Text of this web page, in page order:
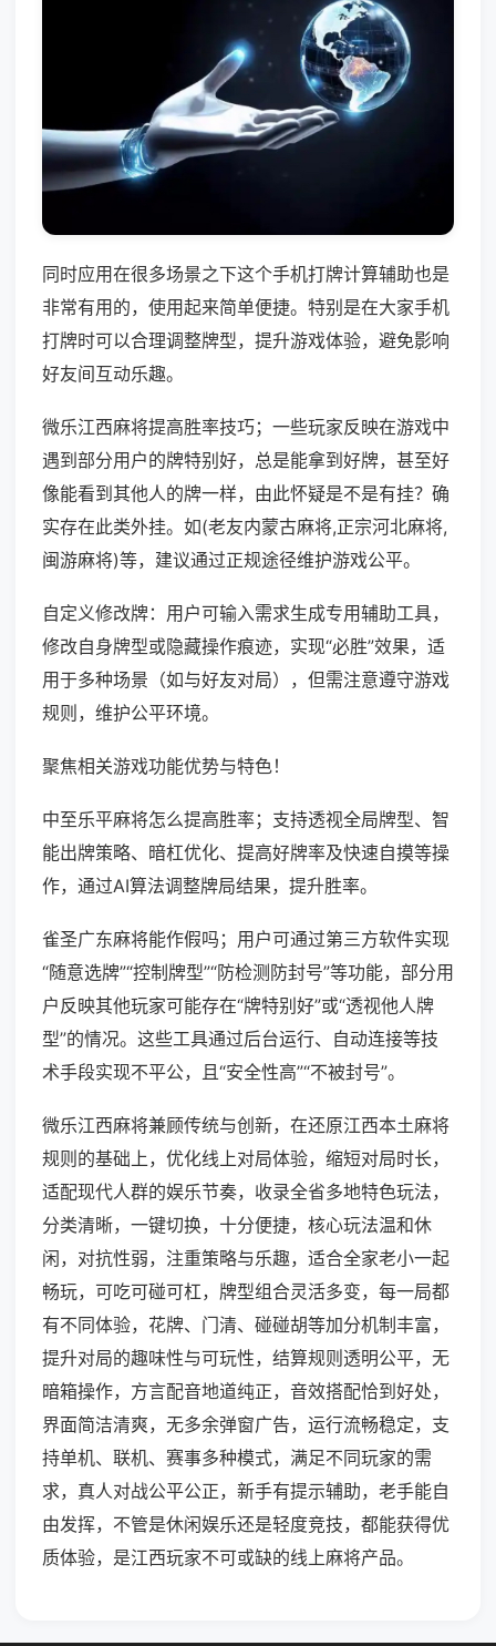
同时应用在很多场景之下这个手机打牌计算辅助也是
非常有用的，使用起来简单便捷。特别是在大家手机
打牌时可以合理调整牌型，提升游戏体验，避免影响
好友间互动乐趣。
微乐江西麻将提高胜率技巧；一些玩家反映在游戏中
遇到部分用户的牌特别好，总是能拿到好牌，甚至好
像能看到其他人的牌一样，由此怀疑是不是有挂？确
实存在此类外挂。如(老友内蒙古麻将,正宗河北麻将,
闽游麻将)等，建议通过正规途径维护游戏公平。
自定义修改牌：用户可输入需求生成专用辅助工具，
修改自身牌型或隐藏操作痕迹，实现“必胜”效果，适
用于多种场景（如与好友对局），但需注意遵守游戏
规则，维护公平环境。
聚焦相关游戏功能优势与特色！
中至乐平麻将怎么提高胜率；支持透视全局牌型、智
能出牌策略、暗杠优化、提高好牌率及快速自摸等操
作，通过AI算法调整牌局结果，提升胜率。
雀圣广东麻将能作假吗；用户可通过第三方软件实现
“随意选牌”“控制牌型”“防检测防封号”等功能，部分用
户反映其他玩家可能存在“牌特别好”或“透视他人牌
型”的情况。这些工具通过后台运行、自动连接等技
术手段实现不平公，且“安全性高”“不被封号”。
微乐江西麻将兼顾传统与创新，在还原江西本土麻将
规则的基础上，优化线上对局体验，缩短对局时长，
适配现代人群的娱乐节奏，收录全省多地特色玩法，
分类清晰，一键切换，十分便捷，核心玩法温和休
闲，对抗性弱，注重策略与乐趣，适合全家老小一起
畅玩，可吃可碰可杠，牌型组合灵活多变，每一局都
有不同体验，花牌、门清、碰碰胡等加分机制丰富，
提升对局的趣味性与可玩性，结算规则透明公平，无
暗箱操作，方言配音地道纯正，音效搭配恰到好处，
界面简洁清爽，无多余弹窗广告，运行流畅稳定，支
持单机、联机、赛事多种模式，满足不同玩家的需
求，真人对战公平公正，新手有提示辅助，老手能自
由发挥，不管是休闲娱乐还是轻度竞技，都能获得优
质体验，是江西玩家不可或缺的线上麻将产品。